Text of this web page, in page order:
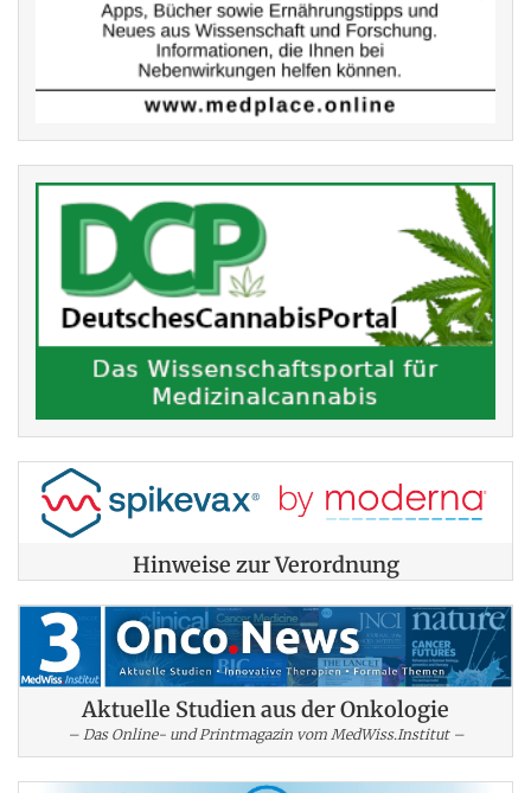
Hinweise zur Verordnung
Aktuelle Studien aus der Onkologie
– Das Online- und Printmagazin vom MedWiss.Institut –